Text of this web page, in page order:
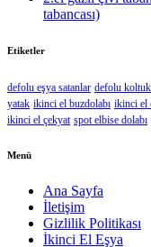
tabancası)
Etiketler
defolu eşya satanlar defolu koltuk
yatak ikinci el buzdolabı ikinci el
ikinci el çekyat spot elbise dolabı
Menü
Ana Sayfa
İletişim
Gizlilik Politikası
İkinci El Eşya